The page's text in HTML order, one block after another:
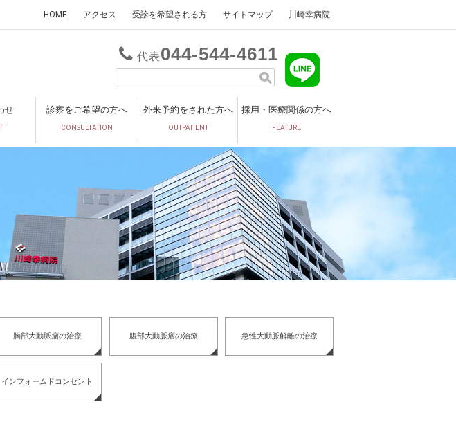
HOME アクセス 受診を希望される方 サイトマップ 川崎幸病院
代表044 544 4611
せ 診察をご希望の方へ
CONSULTATION
外来予約をされた方へ
OUTPATIENT
採用・医療関係の方へ
FEATURE
胸部大動脈瘤の治療 腹部大動脈瘤の治療 急性大動脈解離の治療
インフォームドコンセント